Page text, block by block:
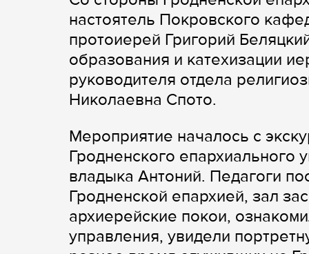
настоятель Покровского
протоиерей Григорий
образования и катехизации
руководителя отдела
Николаевна Спото.
Мероприятие началось с
Гродненского епархиального
владыка Антоний. Педагоги
Гродненской епархией, зал
архиерейские покои,
управления, увидели